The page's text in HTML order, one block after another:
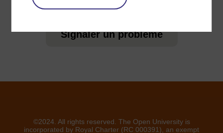
veuillez nous contacter ici
Signaler un problème
©2024. All rights reserved. The Open University is
incorporated by Royal Charter (RC 000391), an exempt